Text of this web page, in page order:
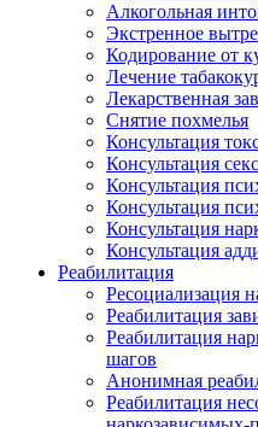
Алкогольная
Экстренное
Кодирование от
Лечение
Лекарственная
Снятие похмелья
Консультация
Консультация
Консультация
Консультация
Консультация
Консультация
Реабилитация
Ресоциализация
Реабилитация
Реабилитация
шагов
Анонимная
Реабилитация